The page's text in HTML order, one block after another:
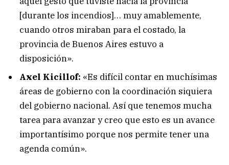
[durante los incendios]… muy amablemente,
cuando otros miraban para el costado, la
provincia de Buenos Aires estuvo a
disposición».
Axel Kicillof: «Es difícil contar en muchísimas
áreas de gobierno con la coordinación siquiera
del gobierno nacional. Así que tenemos mucha
tarea para avanzar y creo que esto es un avance
importantísimo porque nos permite tener una
agenda común».